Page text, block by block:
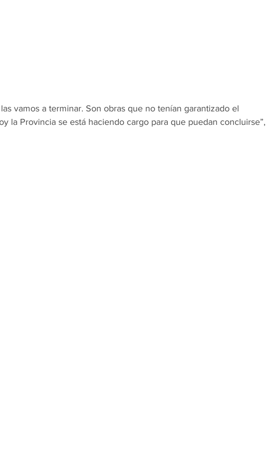
vamos a terminar. Son obras que no tenían garantizado el
la Provincia se está haciendo cargo para que puedan concluirse”,